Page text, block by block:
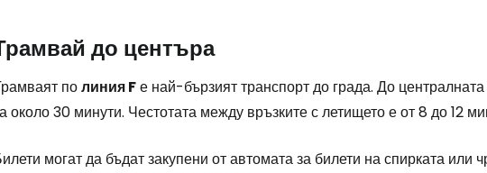
до центъра
полиния Fе най-бързият транспорт до града. До
около 30 минути. Честотата между връзките с летището е от 8 до 12
могат да бъдат закупени от автомата за билети на спирката или